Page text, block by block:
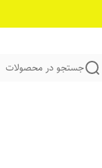
جستجو در محصولات